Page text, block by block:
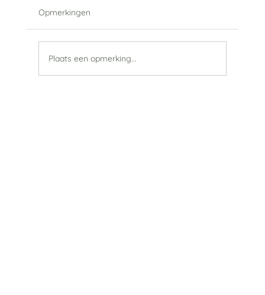
Opmerkingen
Plaats een opmerking...